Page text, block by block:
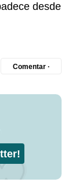
desde
Comentar ·